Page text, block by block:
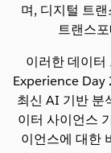
며, 디지털 트
트랜스
이러한 데이
Experience Day
최신 AI 기반 분
이터 사이언스
이언스에 대한